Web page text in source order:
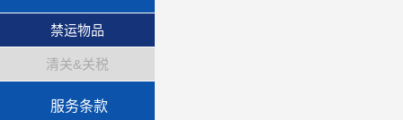
禁运物品
清关&关税
服务条款